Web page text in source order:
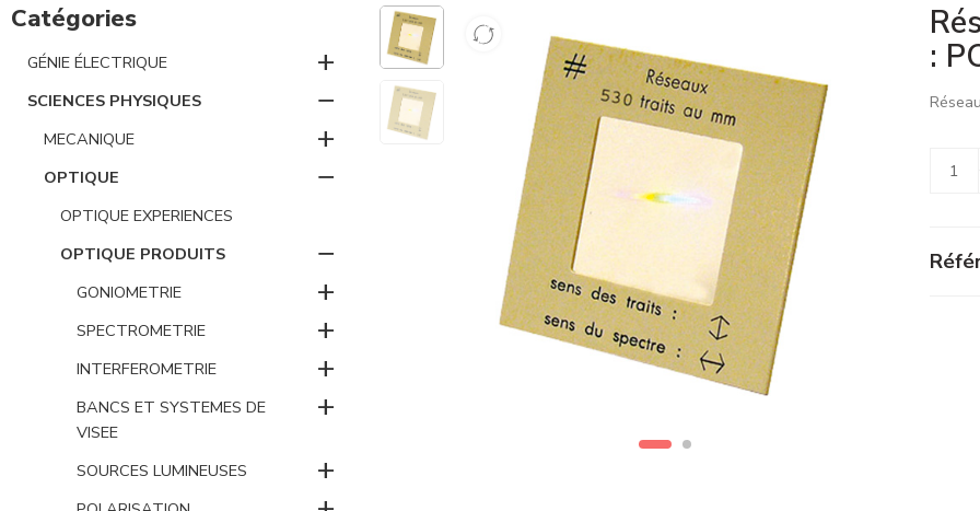
:
Catégories
GÉNIE ÉLECTRIQUE +
SCIENCES PHYSIQUES −
MECANIQUE +
OPTIQUE −
OPTIQUE EXPERIENCES
OPTIQUE PRODUITS
−
GONIOMETRIE +
SPECTROMETRIE +
INTERFEROMETRIE +
BANCS ET SYSTEMES DE
VISEE
+
SOURCES LUMINEUSES +